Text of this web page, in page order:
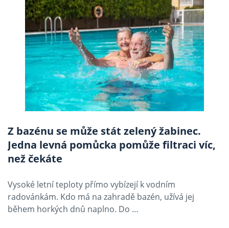
Z bazénu se může stát zelený žabinec.
Jedna levná pomůcka pomůže filtraci víc,
než čekáte
Vysoké letní teploty přímo vybízejí k vodním
radovánkám. Kdo má na zahradě bazén, užívá jej
během horkých dnů naplno. Do …